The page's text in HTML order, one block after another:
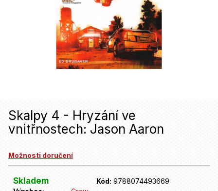
Skalpy 4 - Hryzání ve
vnitřnostech: Jason Aaron
Možnosti doručení
Skladem Kód: 9788074493669
n
a
í